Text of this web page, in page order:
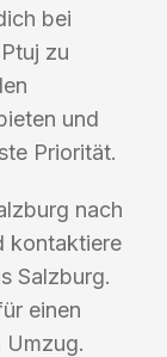
bei
zu
und
Priorität.
nach
kontaktiere
Salzburg.
einen
Umzug.